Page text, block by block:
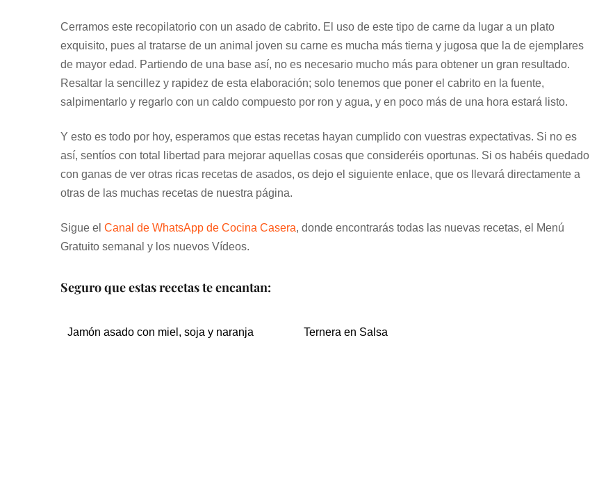
Cerramos este recopilatorio con un asado de cabrito. El uso de este tipo de carne da lugar a un plato
exquisito, pues al tratarse de un animal joven su carne es mucha más tierna y jugosa que la de ejemplares
de mayor edad. Partiendo de una base así, no es necesario mucho más para obtener un gran resultado.
Resaltar la sencillez y rapidez de esta elaboración; solo tenemos que poner el cabrito en la fuente,
salpimentarlo y regarlo con un caldo compuesto por ron y agua, y en poco más de una hora estará listo.
Y esto es todo por hoy, esperamos que estas recetas hayan cumplido con vuestras expectativas. Si no es
así, sentíos con total libertad para mejorar aquellas cosas que consideréis oportunas. Si os habéis quedado
con ganas de ver otras ricas recetas de asados, os dejo el siguiente enlace, que os llevará directamente a
otras de las muchas recetas de nuestra página.
Sigue el Canal de WhatsApp de Cocina Casera, donde encontrarás todas las nuevas recetas, el Menú
Gratuito semanal y los nuevos Vídeos.
Seguro que estas recetas te encantan:
Jamón asado con miel, soja y naranja Ternera en Salsa